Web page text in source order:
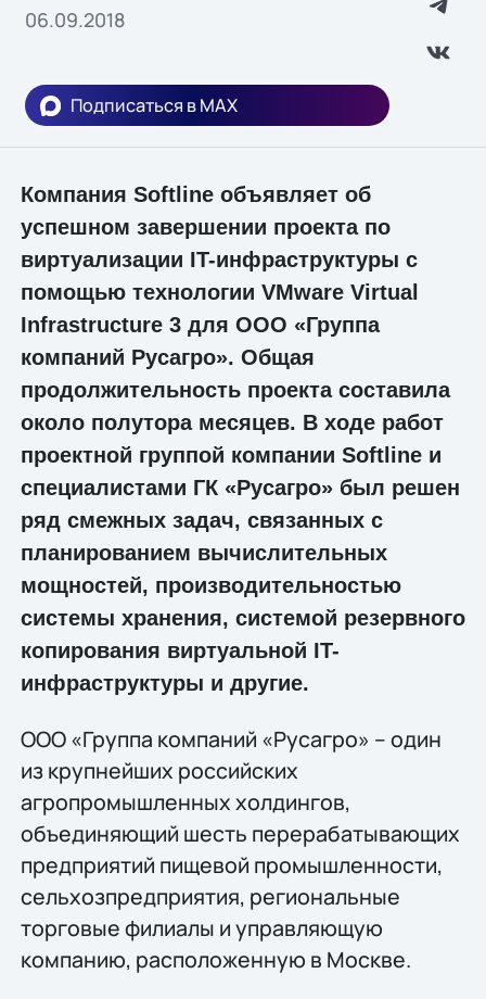
06.09.2018
Подписаться в MAX
Компания Softline объявляет об
успешном завершении проекта по
виртуализации IT-инфраструктуры с
помощью технологии VMware Virtual
Infrastructure 3 для ООО «Группа
компаний Русагро». Общая
продолжительность проекта составила
около полутора месяцев. В ходе работ
проектной группой компании Softline и
специалистами ГК «Русагро» был решен
ряд смежных задач, связанных с
планированием вычислительных
мощностей, производительностью
системы хранения, системой резервного
копирования виртуальной IT-
инфраструктуры и другие.
ООО «Группа компаний «Русагро» – один
из крупнейших российских
агропромышленных холдингов,
объединяющий шесть перерабатывающих
предприятий пищевой промышленности,
сельхозпредприятия, региональные
торговые филиалы и управляющую
компанию, расположенную в Москве.